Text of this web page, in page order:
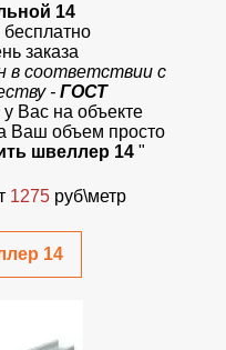
14
заказа
в соответствии с
- ГОСТ
Вас на объекте
Ваш объем просто
швеллер 14 "
1275 руб\метр
14